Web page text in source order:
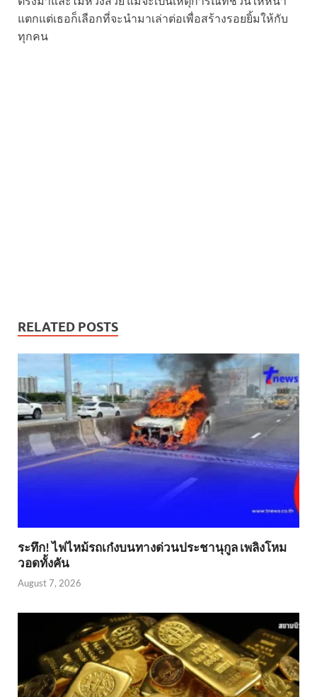
แตกแต่เธอก็เลือกที่จะนำมาเล่าต่อเพื่อสร้างรอยยิ้มให้กับ
ทุกคน
RELATED POSTS
ระทึก! ไฟไหม้รถเก๋งบนทางด่วนประชานุกูล เพลิงโหม
วอดทั้งคัน
August 7, 2026